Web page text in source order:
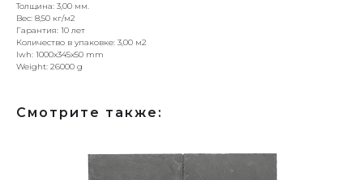
Толщина: 3,00 мм.
Вес: 8,50 кг/м2
Гарантия: 10 лет
Количество в упаковке: 3,00 м2
lwh: 1000x345x50 mm
Weight: 26000 g
Смотрите также: